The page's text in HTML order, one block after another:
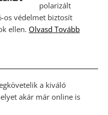
polarizált
os védelmet biztosít
ellen. Olvasd Tovább
a kiváló
akár már online is